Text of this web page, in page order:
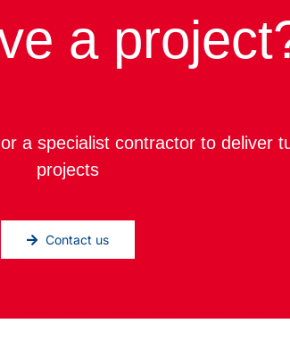
a
a specialist contractor to deliver
projects
Contact us